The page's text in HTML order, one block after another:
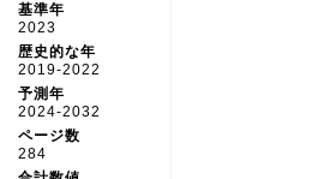
基準年
2023
歴史的な年
2019-2022
予測年
2024-2032
ページ数
284